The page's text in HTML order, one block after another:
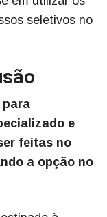
seletivos no
para
e
feitas no
a opção no